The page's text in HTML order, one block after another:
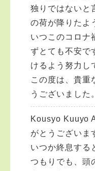
独りではないと
の荷が降りたよ
いつこのコロナ
ずとても不安で
けるよう努力し
この度は、貴重
うございました。
Kousyo Kuuyo
がとうございま
いつか終息する
つもりでも、頭